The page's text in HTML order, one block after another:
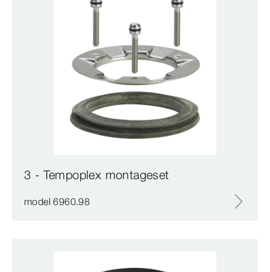
3 - Tempoplex montageset
model 6960.98